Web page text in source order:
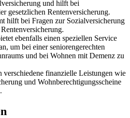
und hilft bei
gesetzlichen Rentenversicherung.
hilft bei Fragen zur Sozialversicherung
ebenfalls einen speziellen Service
um bei einer seniorengerechten
und bei Wohnen mit Demenz zu
verschiedene finanzielle Leistungen wie
und Wohnberechtigungsscheine